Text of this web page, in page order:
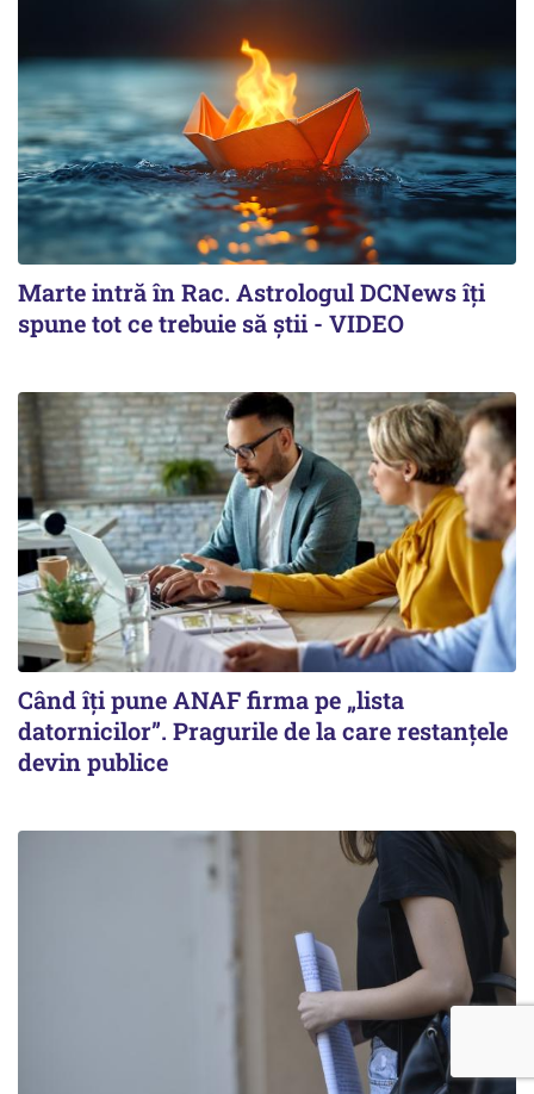
Marte intră în Rac. Astrologul DCNews îți
spune tot ce trebuie să știi - VIDEO
Când îți pune ANAF firma pe „lista
datornicilor”. Pragurile de la care restanțele
devin publice